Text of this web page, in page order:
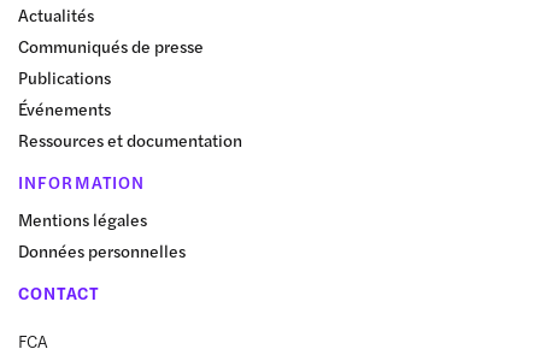
Actualités
Communiqués de presse
Publications
Événements
Ressources et documentation
INFORMATION
Mentions légales
Données personnelles
CONTACT
FCA